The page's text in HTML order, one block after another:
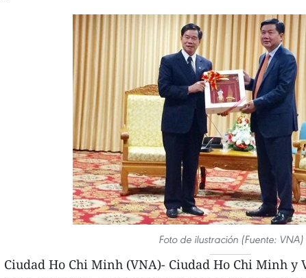
Foto de ilustración (Fuente: VNA)
Ciudad Ho Chi Minh (VNA)- Ciudad Ho Chi Minh